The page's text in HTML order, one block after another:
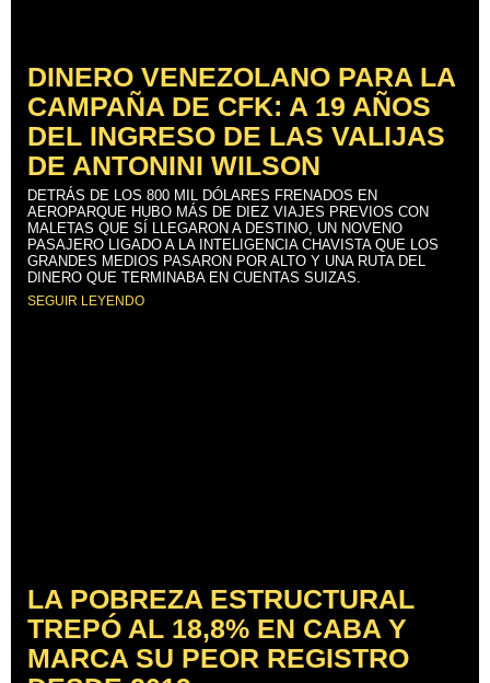
DINERO VENEZOLANO PARA LA
CAMPAÑA DE CFK: A 19 AÑOS
DEL INGRESO DE LAS VALIJAS
DE ANTONINI WILSON
DETRÁS DE LOS 800 MIL DÓLARES FRENADOS EN
AEROPARQUE HUBO MÁS DE DIEZ VIAJES PREVIOS CON
MALETAS QUE SÍ LLEGARON A DESTINO, UN NOVENO
PASAJERO LIGADO A LA INTELIGENCIA CHAVISTA QUE LOS
GRANDES MEDIOS PASARON POR ALTO Y UNA RUTA DEL
DINERO QUE TERMINABA EN CUENTAS SUIZAS.
SEGUIR LEYENDO
LA POBREZA ESTRUCTURAL
TREPÓ AL 18,8% EN CABA Y
MARCA SU PEOR REGISTRO